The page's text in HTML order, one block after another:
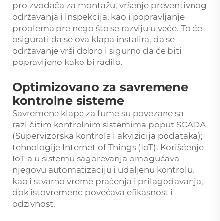
proizvođača za montažu, vršenje preventivnog
održavanja i inspekcija, kao i popravljanje
problema pre nego što se razviju u veće. To će
osigurati da se ova klapa instalira, da se
održavanje vrši dobro i sigurno da će biti
popravljeno kako bi radilo.
Optimizovano za savremene
kontrolne sisteme
Savremene klape za fume su povezane sa
različitim kontrolnim sistemima poput SCADA
(Supervizorska kontrola i akvizicija podataka);
tehnologije Internet of Things (IoT). Korišćenje
IoT-a u sistemu sagorevanja omogućava
njegovu automatizaciju i udaljenu kontrolu,
kao i stvarno vreme praćenja i prilagođavanja,
dok istovremeno povećava efikasnost i
odzivnost.